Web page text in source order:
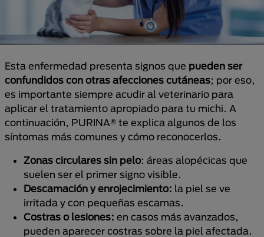
Esta enfermedad presenta signos que pueden ser
confundidos con otras afecciones cutáneas; por eso,
es importante siempre acudir al veterinario para
aplicar el tratamiento apropiado para tu michi. A
continuación, PURINA® te explica algunos de los
síntomas más comunes y cómo reconocerlos.
Zonas circulares sin pelo: áreas alopécicas que
suelen ser el primer signo visible.
Descamación y enrojecimiento: la piel se ve
irritada y con pequeñas escamas.
Costras o lesiones: en casos más avanzados,
pueden aparecer costras sobre la piel afectada.